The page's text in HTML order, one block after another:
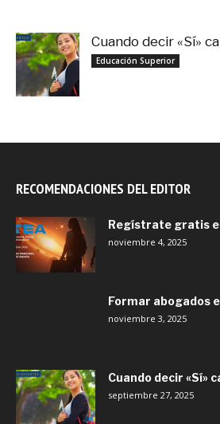
Cuando decir «Sí»
Educación Superior
RECOMENDACIONES DEL EDITOR
Regístrate gratis
noviembre 4, 2025
Formar abogados
noviembre 3, 2025
Cuando decir «Sí»
septiembre 27, 2025